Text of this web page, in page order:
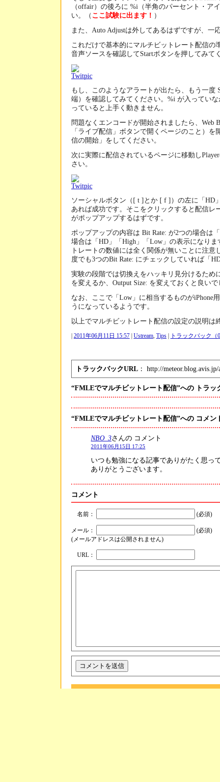
（offair）の後ろに %i（半角のパーセント・ア
い。（ ここ試験に出ます！ ）
また、Auto Adjustは外してあるはずですが、一
これだけで基本的にマルチビットレート配信の
音声ソースを確認してStartボタンを押してみて
もし、このようなアラートが出たら、もう一度
端）を確認してみてください。%i が入ってい
っていると上手く動きません。
問題なくエンコードが開始されましたら、Web
「ライブ配信」ボタンで開くページのこと）を
信の開始」をしてください。
次に実際に配信されているページに移動し
さい。
ソーシャルボタン（[ t ]とか [ f ]）の左に「HD
あれば成功です。そこをクリックすると配信レ
がポップアップするはずです。
ポップアップの内容は Bit Rate: が2つの場合は
場合は「HD」「High」「Low」の表示になり
トレートの数値には全く関係が無いことに注意
度でも3つのBit Rate: にチェックしていれば「
実験の段階では切換えをハッキリ見分けるため
を変えるか、Output Size: を変えておくと良い
なお、ここで「Low」に相当するものがiPhone
うになっているようです。
以上でマルチビットレート配信の設定の説明は
2011年06月11日 15:57 Ustream, Tips トラックバック（
トラックバックURL ： http://
“FMLEでマルチビットレート配信”への トラッ
“FMLEでマルチビットレート配信”への コメン
NBO_3さんの コメント
2011年06月15日 17:25
いつも勉強になる記事でありがたく思っ
ありがとうございます。
コメント
名前： (必須)
メール：
(必須)
(メールアドレスは公開されません)
URL：